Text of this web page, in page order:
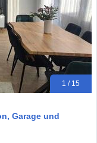
1 / 15
Garage und